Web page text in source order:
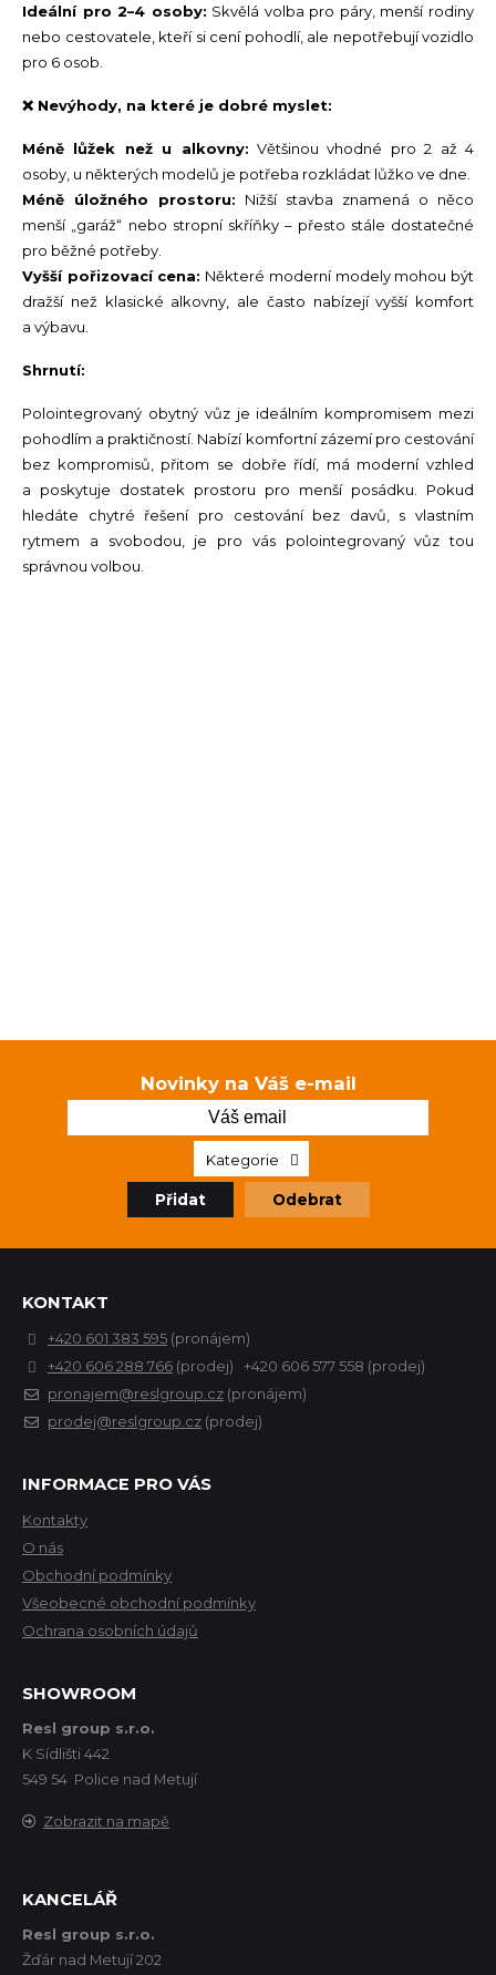
Ideální pro 2–4 osoby: Skvělá volba pro páry, menší rodiny
nebo cestovatele, kteří si cení pohodlí, ale nepotřebují vozidlo
pro 6 osob.
❌ Nevýhody, na které je dobré myslet:
Méně lůžek než u alkovny: Většinou vhodné pro 2 až 4
osoby, u některých modelů je potřeba rozkládat lůžko ve dne.
Méně úložného prostoru: Nižší stavba znamená o něco
menší „garáž“ nebo stropní skříňky – přesto stále dostatečné
pro běžné potřeby.
Vyšší pořizovací cena: Některé moderní modely mohou být
dražší než klasické alkovny, ale často nabízejí vyšší komfort
a výbavu.
Shrnutí:
Polointegrovaný obytný vůz je ideálním kompromisem mezi
pohodlím a praktičností. Nabízí komfortní zázemí pro cestování
bez kompromisů, přitom se dobře řídí, má moderní vzhled
a poskytuje dostatek prostoru pro menší posádku. Pokud
hledáte chytré řešení pro cestování bez davů, s vlastním
rytmem a svobodou, je pro vás polointegrovaný vůz tou
správnou volbou.
Novinky na Váš e-mail
Kategorie
Přidat Odebrat
KONTAKT
+420 601 383 595 (pronájem)
+420 606 288 766 (prodej) +420 606 577 558 (prodej)
pronajem@reslgroup.cz (pronájem)
prodej@reslgroup.cz (prodej)
INFORMACE PRO VÁS
Kontakty
O nás
Obchodní podmínky
Všeobecné obchodní podmínky
Ochrana osobních údajů
SHOWROOM
Resl group s.r.o.
K Sídlišti 442
549 54 Police nad Metují
Zobrazit na mapě
KANCELÁŘ
Resl group s.r.o.
Žďár nad Metují 202